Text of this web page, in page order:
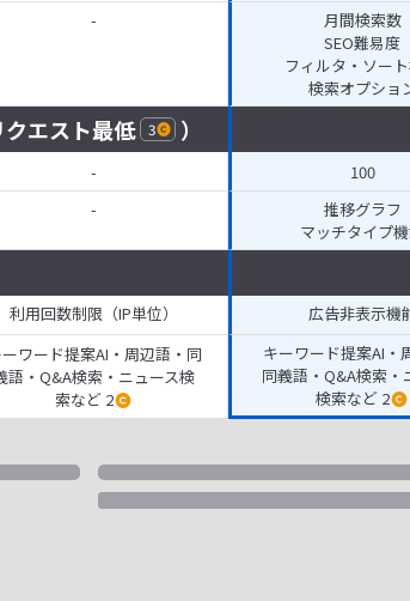
-
月間検索数
SEO難易度
フィルタ・ソー
検索オプショ
クエスト最低 3 ）
- 100
-
推移グラフ
マッチタイプ
利用回数制限（IP単位） 広告非表示機
ワード提案AI・周辺語・同
語・Q&A検索・ニュース検
索など 2
キーワード提案AI・
同義語・Q&A検索・
検索など 2